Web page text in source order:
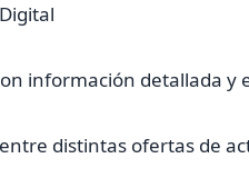
información detallada y
distintas ofertas de